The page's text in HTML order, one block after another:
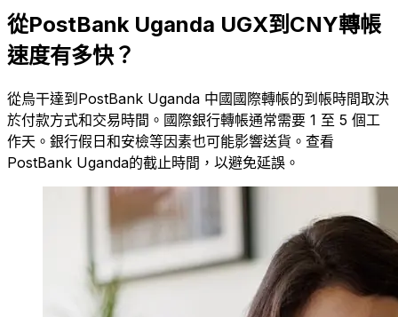
從PostBank Uganda UGX到CNY轉帳
速度有多快？
從烏干達到PostBank Uganda 中國國際轉帳的到帳時間取決
於付款方式和交易時間。國際銀行轉帳通常需要 1 至 5 個工
作天。銀行假日和安檢等因素也可能影響送貨。查看
PostBank Uganda的截止時間，以避免延誤。